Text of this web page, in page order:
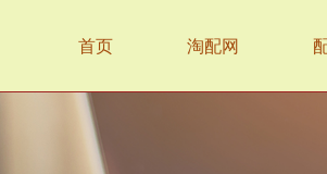
首页 淘配网